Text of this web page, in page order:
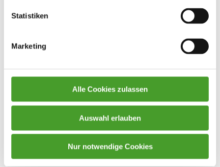
Statistiken
Marketing
Alle Cookies zulassen
Auswahl erlauben
Nur notwendige Cookies
Wir freuen uns, Sie als Eltern sowie Ihre Tochter oder Ihren
Freundliche Grüße
Direktor